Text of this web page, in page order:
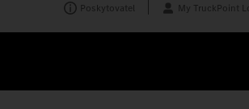
Poskytovatel My TruckPoint